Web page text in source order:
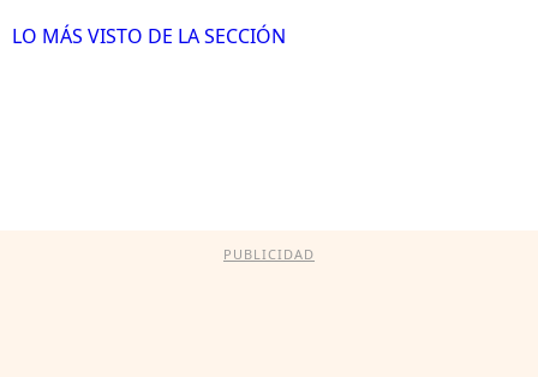
LO MÁS VISTO DE LA SECCIÓN
PUBLICIDAD